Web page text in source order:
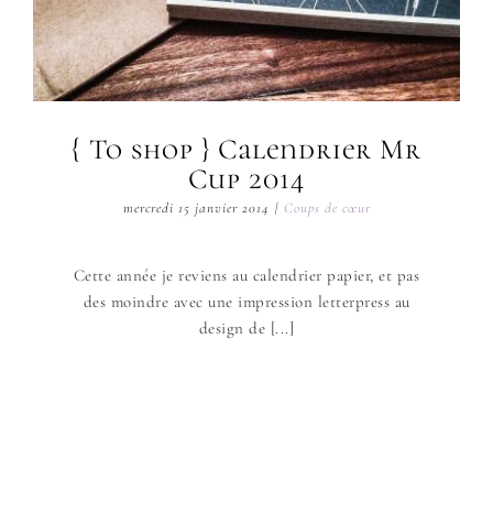
{ To shop } Calendrier Mr
Cup 2014
mercredi 15 janvier 2014 | Coups de cœur
Cette année je reviens au calendrier papier, et pas
des moindre avec une impression letterpress au
design de [...]